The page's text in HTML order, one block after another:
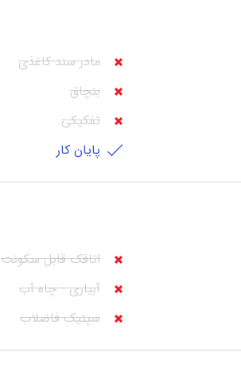
مادر سند کاغذی
بنچاق
تفکیکی
پایان کار
اتاقک قابل سکونت
آبیاری - چاه آب
سپتیک فاضلاب